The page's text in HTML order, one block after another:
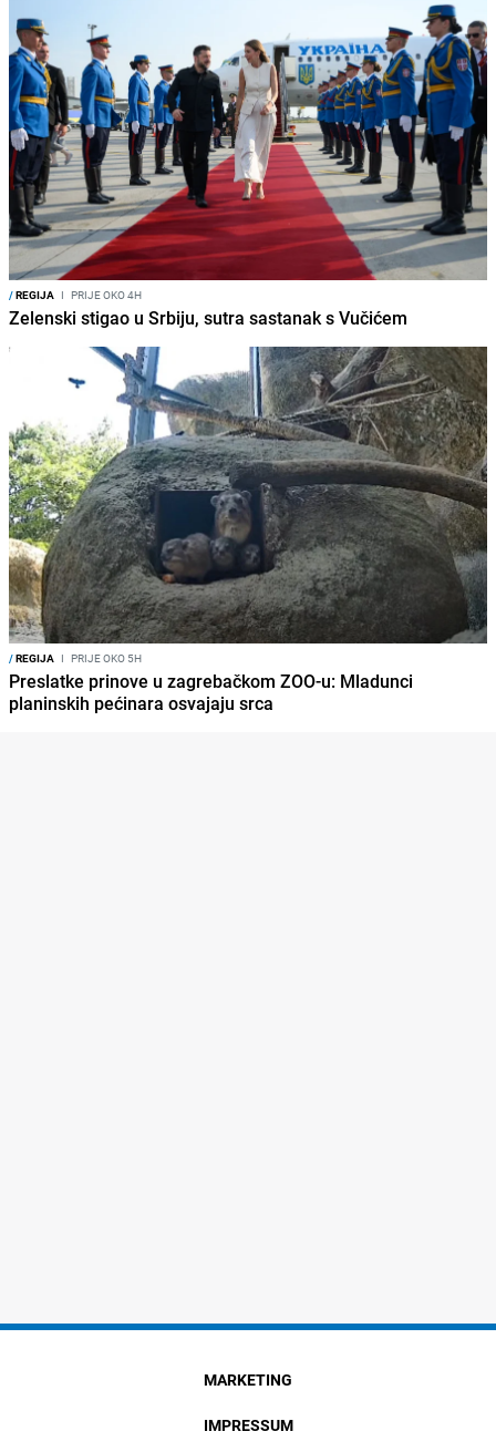
/REGIJA I PRIJE OKO 4H
Zelenski stigao u Srbiju, sutra sastanak s Vučićem
/REGIJA I PRIJE OKO 5H
Preslatke prinove u zagrebačkom ZOO-u: Mladunci
planinskih pećinara osvajaju srca
MARKETING
IMPRESSUM